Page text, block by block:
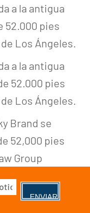
a la antigua
52.000 pies
Los Ángeles.
a la antigua
52.000 pies
Los Ángeles.
Brand se
52,000 pies
Group